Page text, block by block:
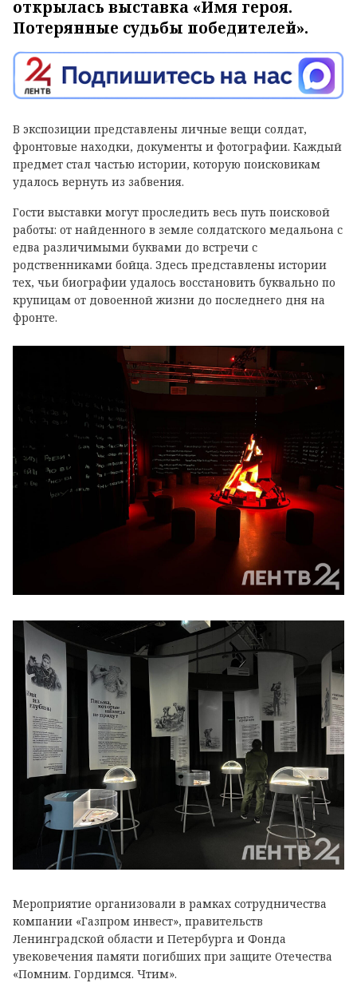
открылась выставка «Имя героя.
Потерянные судьбы победителей».
В экспозиции представлены личные вещи солдат,
фронтовые находки, документы и фотографии. Каждый
предмет стал частью истории, которую поисковикам
удалось вернуть из забвения.
Гости выставки могут проследить весь путь поисковой
работы: от найденного в земле солдатского медальона с
едва различимыми буквами до встречи с
родственниками бойца. Здесь представлены истории
тех, чьи биографии удалось восстановить буквально по
крупицам от довоенной жизни до последнего дня на
фронте.
Мероприятие организовали в рамках сотрудничества
компании «Газпром инвест», правительств
Ленинградской области и Петербурга и Фонда
увековечения памяти погибших при защите Отечества
«Помним. Гордимся. Чтим».